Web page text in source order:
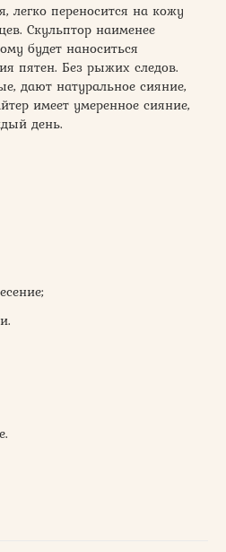
легко переносится на кожу
Скульптор наименее
будет наноситься
пятен. Без рыжих следов.
дают натуральное сияние,
имеет умеренное сияние,
день.